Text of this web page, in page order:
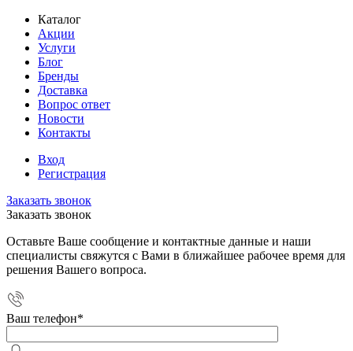
Каталог
Акции
Услуги
Блог
Бренды
Доставка
Вопрос ответ
Новости
Контакты
Вход
Регистрация
Заказать звонок
Заказать звонок
Оставьте Ваше сообщение и контактные данные и наши
специалисты свяжутся с Вами в ближайшее рабочее время для
решения Вашего вопроса.
Ваш телефон*